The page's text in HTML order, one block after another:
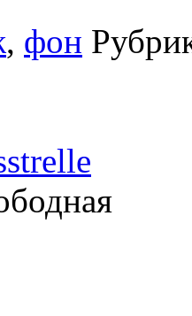
, фон